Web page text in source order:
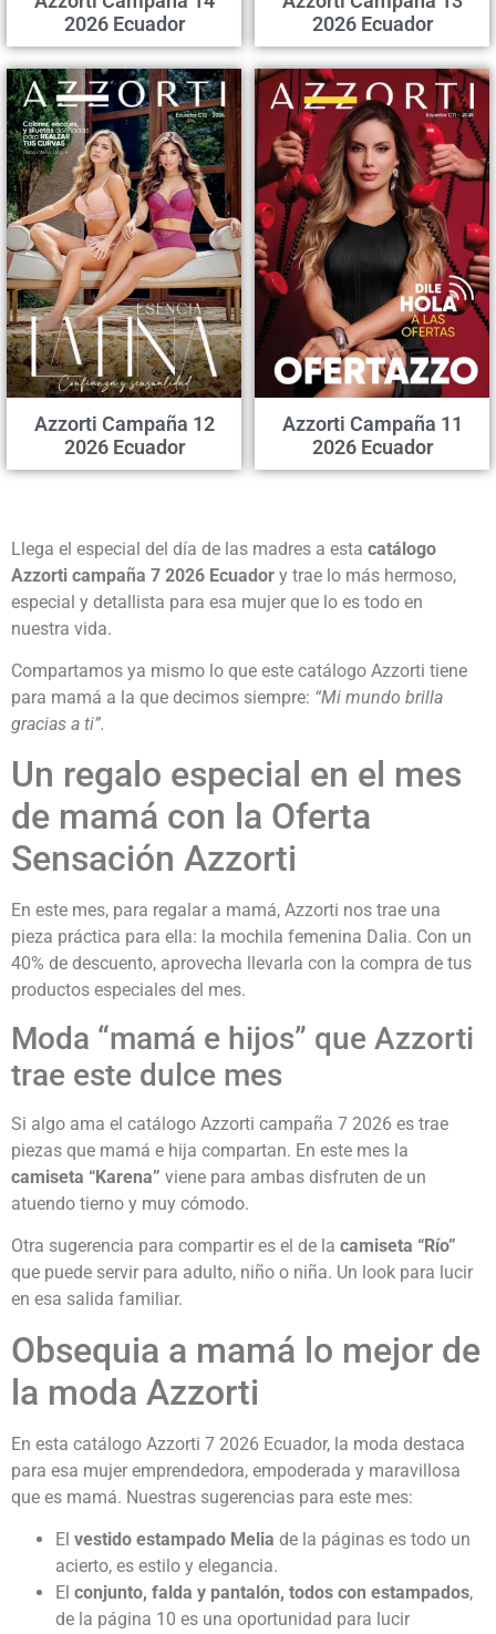
2026 Ecuador
2026 Ecuador
Azzorti Campaña 12
2026 Ecuador
Azzorti Campaña 11
2026 Ecuador
Llega el especial del día de las madres a esta catálogo
Azzorti campaña 7 2026 Ecuador y trae lo más hermoso,
especial y detallista para esa mujer que lo es todo en
nuestra vida.
Compartamos ya mismo lo que este catálogo Azzorti tiene
para mamá a la que decimos siempre: “Mi mundo brilla
gracias a ti”.
Un regalo especial en el mes
de mamá con la Oferta
Sensación Azzorti
En este mes, para regalar a mamá, Azzorti nos trae una
pieza práctica para ella: la mochila femenina Dalia. Con un
40% de descuento, aprovecha llevarla con la compra de tus
productos especiales del mes.
Moda “mamá e hijos” que Azzorti
trae este dulce mes
Si algo ama el catálogo Azzorti campaña 7 2026 es trae
piezas que mamá e hija compartan. En este mes la
camiseta “Karena” viene para ambas disfruten de un
atuendo tierno y muy cómodo.
Otra sugerencia para compartir es el de la camiseta “Río”
que puede servir para adulto, niño o niña. Un look para lucir
en esa salida familiar.
Obsequia a mamá lo mejor de
la moda Azzorti
En esta catálogo Azzorti 7 2026 Ecuador, la moda destaca
para esa mujer emprendedora, empoderada y maravillosa
que es mamá. Nuestras sugerencias para este mes:
El vestido estampado Melia de la páginas es todo un
acierto, es estilo y elegancia.
El conjunto, falda y pantalón, todos con estampados,
de la página 10 es una oportunidad para lucir